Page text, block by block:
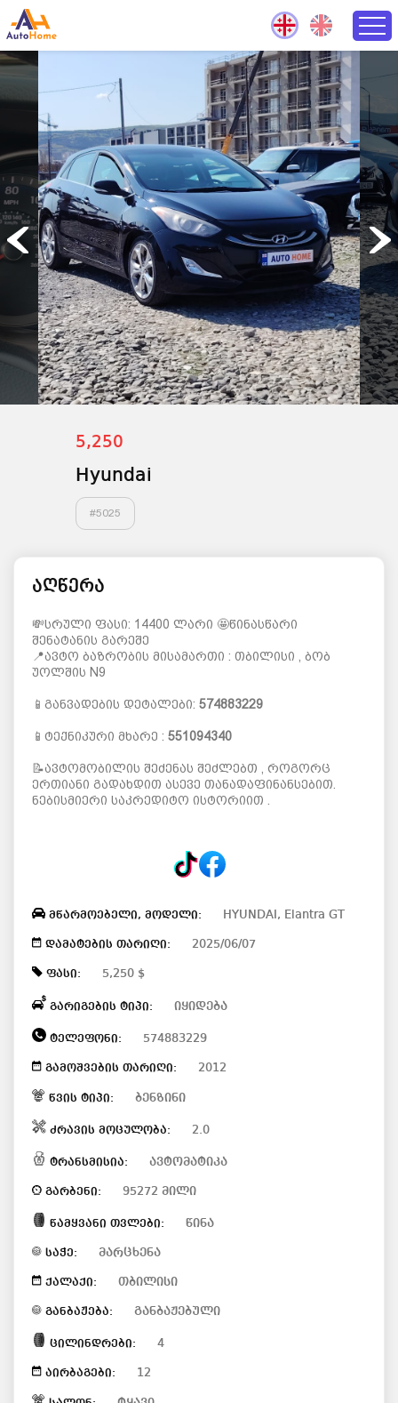
5,250
Hyundai
#5025
აღწერა
💸სრული ფასი: 14400 ლარი 🤩წინასწარი
შენატანის გარეშე
📍ავტო ბაზრობის მისამართი : თბილისი , ბობ
უოლშის N9
📱განვადების დეტალები: 574883229
📱ტექნიკური მხარე : 551094340
📝ავტომობილის შეძენას შეძლებთ , როგორც
ერთიანი გადახდით ასევე თანადაფინანსებით.
ნებისმიერი საკრედიტო ისტორიით .
მწარმოებელი, მოდელი: HYUNDAI, Elantra GT
დამატების თარიღი: 2025/06/07
ფასი: 5,250 $
გარიგების ტიპი: იყიდება
ტელეფონი: 574883229
გამოშვების თარიღი: 2012
წვის ტიპი: ბენზინი
ძრავის მოცულობა: 2.0
ტრანსმისია: ავტომატიკა
გარბენი: 95272 მილი
წამყვანი თვლები: წინა
საჭე: მარცხენა
ქალაქი: თბილისი
განბაჟება: განბაჟებული
ცილინდრები: 4
აირბაგები: 12